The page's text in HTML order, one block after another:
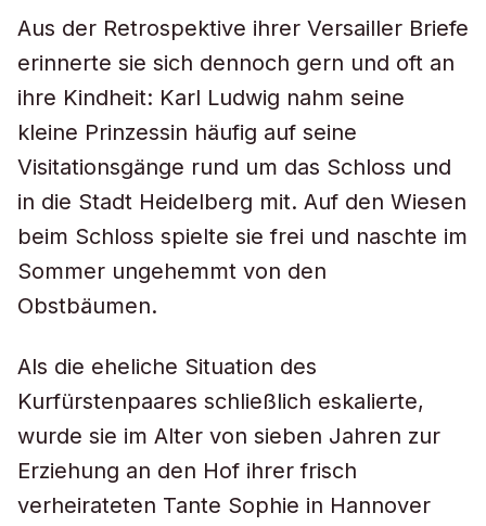
Aus der Retrospektive ihrer Versailler Briefe
erinnerte sie sich dennoch gern und oft an
ihre Kindheit: Karl Ludwig nahm seine
kleine Prinzessin häufig auf seine
Visitationsgänge rund um das Schloss und
in die Stadt Heidelberg mit. Auf den Wiesen
beim Schloss spielte sie frei und naschte im
Sommer ungehemmt von den
Obstbäumen.
Als die eheliche Situation des
Kurfürstenpaares schließlich eskalierte,
wurde sie im Alter von sieben Jahren zur
Erziehung an den Hof ihrer frisch
verheirateten Tante Sophie in Hannover